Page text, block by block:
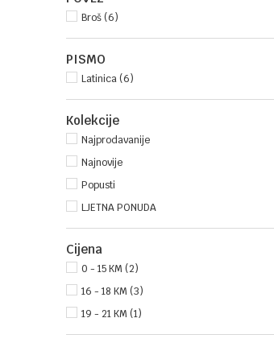
Broš (6)
PISMO
Latinica (6)
Kolekcije
Najprodavanije
Najnovije
Popusti
LJETNA PONUDA
Cijena
0 - 15 KM (2)
16 - 18 KM (3)
19 - 21 KM (1)